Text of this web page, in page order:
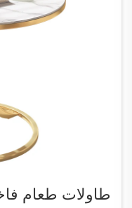
طاولات طعام